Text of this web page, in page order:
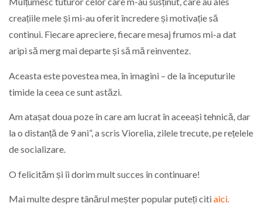
creațiile mele și mi-au oferit încredere și motivație să
continui. Fiecare apreciere, fiecare mesaj frumos mi-a dat
aripi să merg mai departe și să mă reinventez.
Aceasta este povestea mea, în imagini – de la începuturile
timide la ceea ce sunt astăzi.
Am atașat doua poze în care am lucrat în aceeași tehnică, dar
la o distanță de 9 ani”, a scris Viorelia, zilele trecute, pe rețelele
de socializare.
O felicităm și îi dorim mult succes în continuare!
Mai multe despre tânărul meșter popular puteți citiaici.